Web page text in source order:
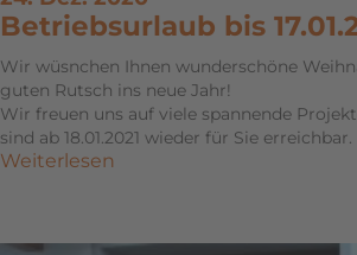
Betriebsurlaub bis
Wir wüsnchen Ihnen wunderschöne
guten Rutsch ins neue Jahr!
Wir freuen uns auf viele spannende
sind ab 18.01.2021 wieder für Sie erreichbar.
Weiterlesen